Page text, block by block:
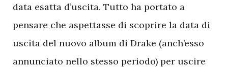
data esatta d’uscita. Tutto ha portato a
pensare che aspettasse di scoprire la data di
uscita del nuovo album di Drake (anch’esso
annunciato nello stesso periodo) per uscire